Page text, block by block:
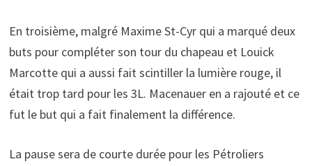
En troisième, malgré Maxime St-Cyr qui a marqué deux
buts pour compléter son tour du chapeau et Louick
Marcotte qui a aussi fait scintiller la lumière rouge, il
était trop tard pour les 3L. Macenauer en a rajouté et ce
fut le but qui a fait finalement la différence.
La pause sera de courte durée pour les Pétroliers